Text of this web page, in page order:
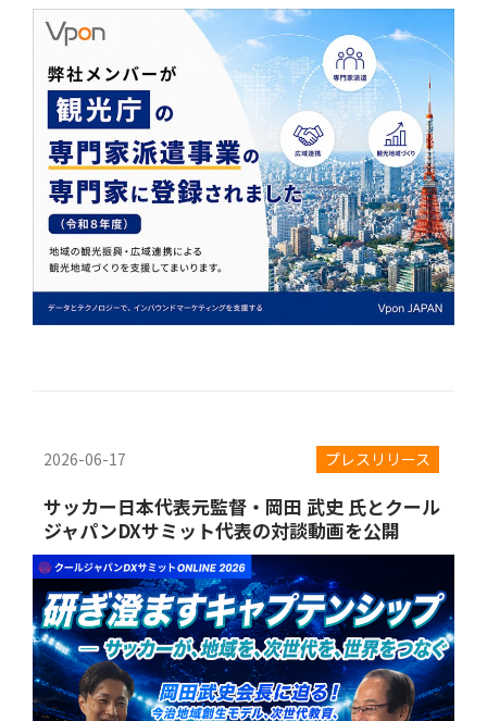
2026-06-17 プレスリリース
サッカー日本代表元監督・岡田 武史 氏とクール
ジャパンDXサミット代表の対談動画を公開